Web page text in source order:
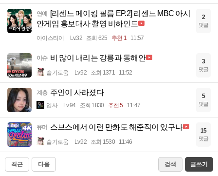
연예
[리센느 메이킹 필름 EP.2] 리센느 MBC 아시
안게임 홍보대사 촬영 비하인드
아이스티이 Lv.32 조회 625 추천 1 11:57
2
댓글
이슈 비 많이 내리는 강릉과 동해안
슬기로움 Lv.92 조회 1371 11:52
3
댓글
계층 주인이 사라졌다
입사 Lv.94 조회 1830 추천 5 11:47
5
댓글
유머 스브스에서 이런 만화도 해준적이 있구나
슬기로움 Lv.92 조회 1530 11:46
15
댓글
최근 다음 검색 글쓰기